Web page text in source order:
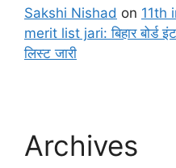
Sakshi Nishad on 11th
merit list jari: बिहार बोर्ड
लिस्ट जारी
Archives